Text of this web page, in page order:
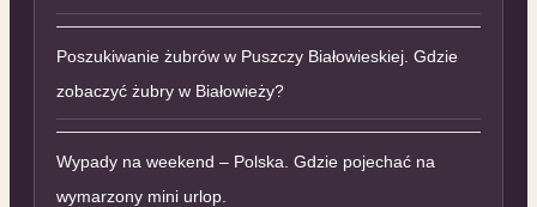
Poszukiwanie żubrów w Puszczy Białowieskiej. Gdzie
zobaczyć żubry w Białowieży?
Wypady na weekend – Polska. Gdzie pojechać na
wymarzony mini urlop.